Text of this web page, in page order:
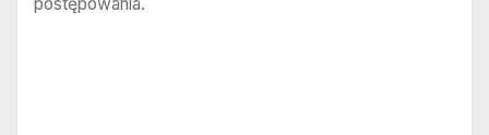
postępowania.